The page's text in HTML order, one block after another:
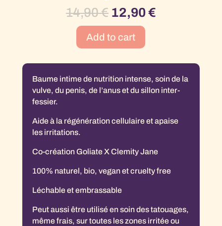
14,90€ 12,90€
Add to cart
Baume intime de nutrition intense, soin de la
vulve, du penis, de l’anus et du sillon inter-
fessier.
Aide à la régénération cellulaire et apaise
les irritations.
Co-création Goliate X Clemity Jane
100% naturel, bio, vegan et cruelty free
Léchable et embrassable
Peut aussi être utilisé en soin des tatouages,
même frais, sur toutes les zones irritée ou